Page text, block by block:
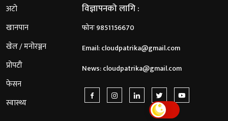
अटो
खानपान
खेल / मनोरञ्जन
प्रोपटी
फेसन
स्वास्थ्य
विज्ञापनको लागि :
फोनः 9851156670
Email:cloudpatrika@gmail.com
News:cloudpatrika@gmail.com